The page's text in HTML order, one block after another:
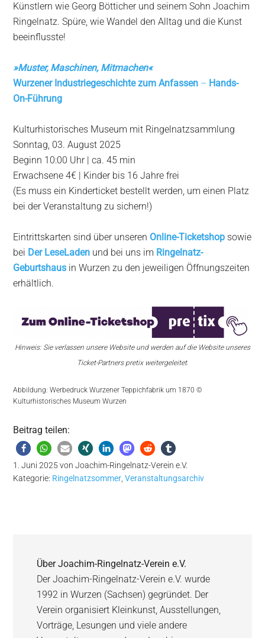
Künstlern wie Georg Bötticher und seinem Sohn Joachim
Ringelnatz. Spüre, wie Wandel den Alltag und die Kunst
beeinflusste!
»Muster, Maschinen, Mitmachen«
Wurzener Industriegeschichte zum Anfassen – Hands-
On-Führung
Kulturhistorisches Museum mit Ringelnatzsammlung
Sonntag, 03. August 2025
Beginn 10:00 Uhr | ca. 45 min
Erwachsene 4€ | Kinder bis 16 Jahre frei
(Es muss ein Kinderticket bestellt werden, um einen Platz
bei der Veranstaltung zu sichern!)
Eintrittskarten sind über unseren Online-Ticketshop sowie
bei Der LeseLaden und bei uns im Ringelnatz-
Geburtshaus in Wurzen zu den jeweiligen Öffnungszeiten
erhältlich.
Hinweis: Sie verlassen unsere Website und werden auf die Website unseres
Ticket-Partners pretix weitergeleitet.
Abbildung: Werbedruck Wurzener Teppichfabrik um 1870 ©
Kulturhistorisches Museum Wurzen
Beitrag teilen:
1. Juni 2025 vonJoachim-Ringelnatz-Verein e.V.
Kategorie: Ringelnatzsommer ,Veranstaltungsarchiv
ÜberJoachim-Ringelnatz-Verein e.V.
Der Joachim-Ringelnatz-Verein e.V. wurde
1992 in Wurzen (Sachsen) gegründet. Der
Verein organisiert Kleinkunst, Ausstellungen,
Vorträge, Lesungen und viele andere